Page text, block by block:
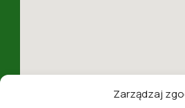
Zarządzaj